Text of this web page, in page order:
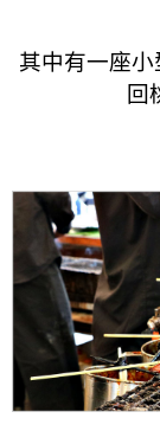
其中有一座小
回